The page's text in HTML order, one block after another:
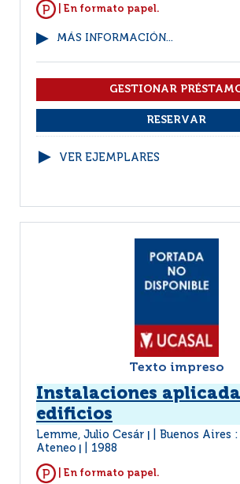
| En formato papel.
MÁS INFORMACIÓN...
VER EJEMPLARES
Texto impreso
Instalaciones
edificios
Lemme, Julio Cesár
Buenos Aires
Ateneo
1988
| En formato papel.